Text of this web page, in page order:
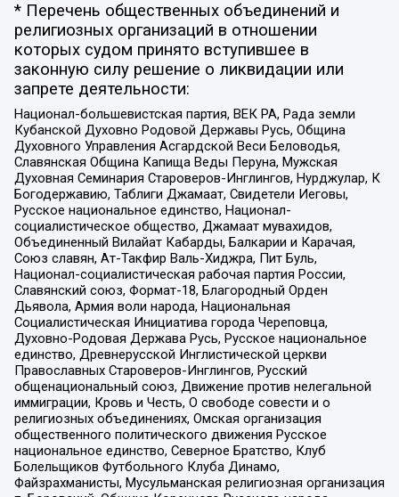
* Перечень общественных объединений и
религиозных организаций в отношении
которых судом принято вступившее в
законную силу решение о ликвидации или
запрете деятельности:
Национал-большевистская партия, ВЕК РА, Рада земли
Кубанской Духовно Родовой Державы Русь, Община
Духовного Управления Асгардской Веси Беловодья,
Славянская Община Капища Веды Перуна, Мужская
Духовная Семинария Староверов-Инглингов, Нурджулар, К
Богодержавию, Таблиги Джамаат, Свидетели Иеговы,
Русское национальное единство, Национал-
социалистическое общество, Джамаат мувахидов,
Объединенный Вилайат Кабарды, Балкарии и Карачая,
Союз славян, Ат-Такфир Валь-Хиджра, Пит Буль,
Национал-социалистическая рабочая партия России,
Славянский союз, Формат-18, Благородный Орден
Дьявола, Армия воли народа, Национальная
Социалистическая Инициатива города Череповца,
Духовно-Родовая Держава Русь, Русское национальное
единство, Древнерусской Инглистической церкви
Православных Староверов-Инглингов, Русский
общенациональный союз, Движение против нелегальной
иммиграции, Кровь и Честь, О свободе совести и о
религиозных объединениях, Омская организация
общественного политического движения Русское
национальное единство, Северное Братство, Клуб
Болельщиков Футбольного Клуба Динамо,
Файзрахманисты, Мусульманская религиозная организация